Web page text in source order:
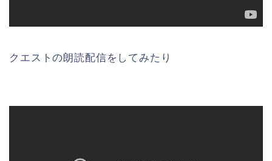
クエストの朗読配信をしてみたり